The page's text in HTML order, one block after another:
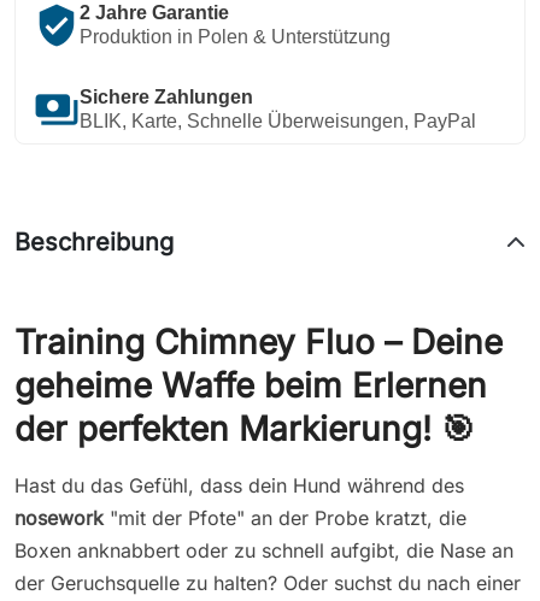
verified_user 2 Jahre Garantie
Produktion in Polen & Unterstützung
paymentsSichere Zahlungen
BLIK, Karte, Schnelle Überweisungen, PayPal
Beschreibung
Training Chimney Fluo – Deine
geheime Waffe beim Erlernen
der perfekten Markierung! 🎯
Hast du das Gefühl, dass dein Hund während des
nosework "mit der Pfote" an der Probe kratzt, die
Boxen anknabbert oder zu schnell aufgibt, die Nase an
der Geruchsquelle zu halten? Oder suchst du nach einer